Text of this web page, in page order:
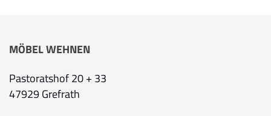
MÖBEL WEHNEN
Pastoratshof 20 + 33
47929 Grefrath